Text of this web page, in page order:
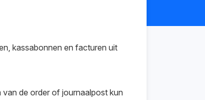
kassabonnen en facturen uit
de order of journaalpost kun